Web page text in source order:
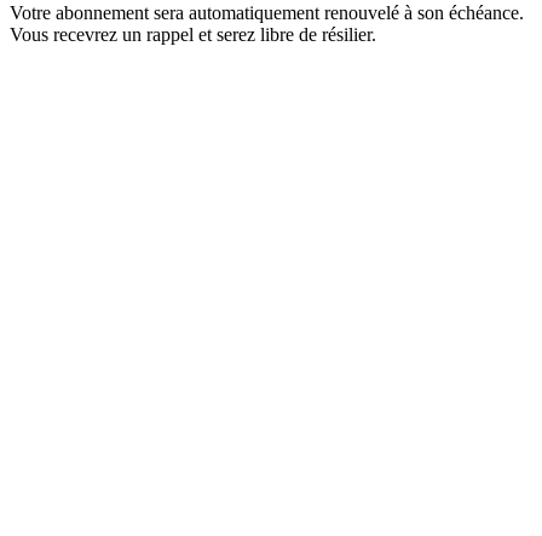
Votre abonnement sera automatiquement renouvelé à son échéance.
Vous recevrez un rappel et serez libre de résilier.